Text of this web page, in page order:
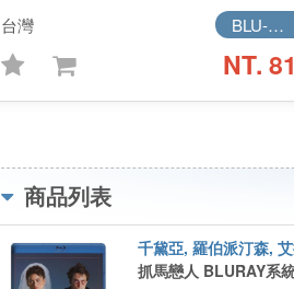
★ 羅伯派汀森X千黛亞浪漫共演，攜手步入婚
殿堂，甜蜜與危機 同時上演！
★【蜘蛛人】千黛亞揭開不可告人過往，驚人
相震驚全場，保證 目不轉睛！
★【蝙蝠俠】羅伯派丁森得知不安祕密，焦慮
愛人的真面目！
★ 宛如情感壓力測試，深刻探索現代愛情、信
任與脆弱極限！
★ 打破傳統愛情劇框架，完美融合心理懸疑與
浪漫元素！某個秋日午後，查理（羅伯派汀森
BLU-RAY
台灣
NT.
商品列表
千黛亞, 羅伯派汀森,
抓馬戀人 BLURAY系